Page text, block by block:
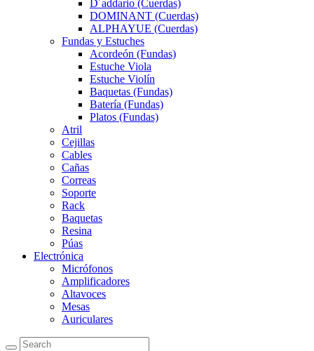
D´addario (Cuerdas)
DOMINANT (Cuerdas)
ALPHAYUE (Cuerdas)
Fundas y Estuches
Acordeón (Fundas)
Estuche Viola
Estuche Violín
Baquetas (Fundas)
Batería (Fundas)
Platos (Fundas)
Atril
Cejillas
Cables
Cañas
Correas
Soporte
Rack
Baquetas
Resina
Púas
Electrónica
Micrófonos
Amplificadores
Altavoces
Mesas
Auriculares